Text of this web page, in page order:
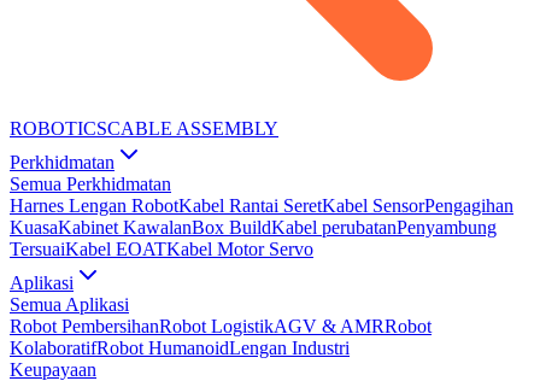
ROBOTICSCABLE ASSEMBLY
Perkhidmatan
Semua Perkhidmatan
Harnes Lengan RobotKabel Rantai SeretKabel SensorPengagihan
KuasaKabinet KawalanBox BuildKabel perubatanPenyambung
TersuaiKabel EOATKabel Motor Servo
Aplikasi
Semua Aplikasi
Robot PembersihanRobot LogistikAGV & AMRRobot
KolaboratifRobot HumanoidLengan Industri
Keupayaan